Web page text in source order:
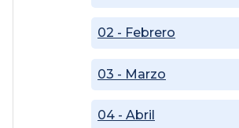
02 - Febrero
03 - Marzo
04 - Abril